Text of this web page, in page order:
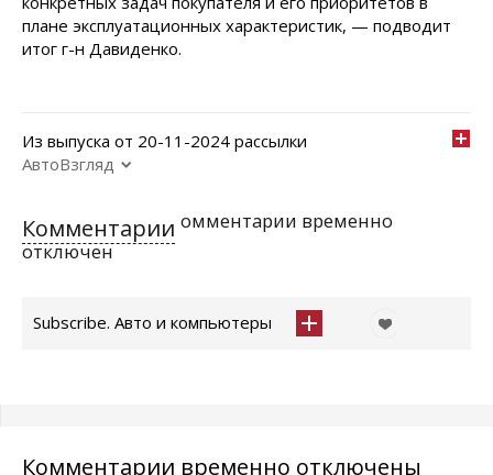
плане эксплуатационных характеристик, — подводит
итог г-н Давиденко.
Из выпуска от 20-11-2024 рассылки
АвтоВзгляд
Комментарии омментарии временно
отключен
Subscribe. Авто и компьютеры
Комментарии временно отключены